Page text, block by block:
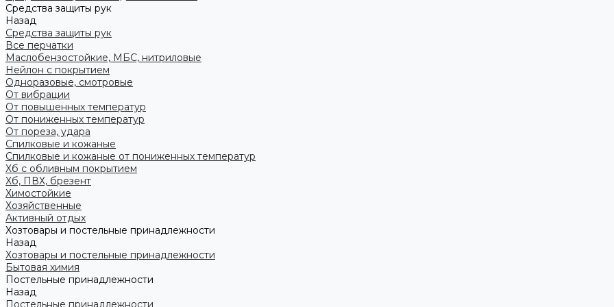
Средства защиты рук
Назад
Средства защиты рук
Все перчатки
Маслобензостойкие, МБС, нитриловые
Нейлон с покрытием
Одноразовые, смотровые
От вибрации
От повышенных температур
От пониженных температур
От пореза, удара
Спилковые и кожаные
Спилковые и кожаные от пониженных температур
Хб с обливным покрытием
Хб, ПВХ, брезент
Химостойкие
Хозяйственные
Активный отдых
Хозтовары и постельные принадлежности
Назад
Хозтовары и постельные принадлежности
Бытовая химия
Постельные принадлежности
Назад
Постельные принадлежности